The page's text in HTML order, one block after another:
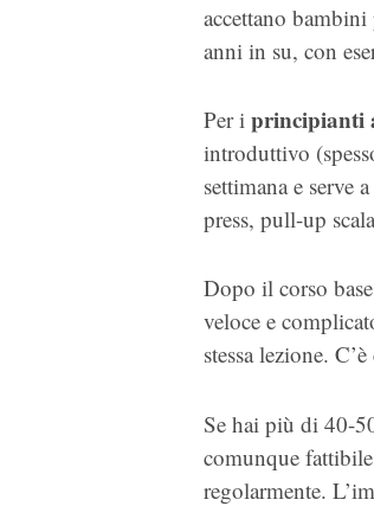
accettano
anni in su, con
Per i principianti
introduttivo
settimana e serve
press, pull-up
Dopo il corso
veloce e
stessa lezione.
Se hai più di 40-
comunque
regolarmente.